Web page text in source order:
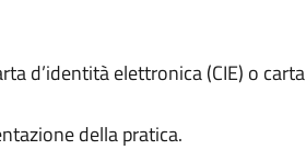
d’identità elettronica (CIE) o carta
della pratica.